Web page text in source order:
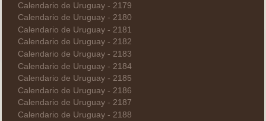
Calendario de Uruguay - 2179
Calendario de Uruguay - 2180
Calendario de Uruguay - 2181
Calendario de Uruguay - 2182
Calendario de Uruguay - 2183
Calendario de Uruguay - 2184
Calendario de Uruguay - 2185
Calendario de Uruguay - 2186
Calendario de Uruguay - 2187
Calendario de Uruguay - 2188